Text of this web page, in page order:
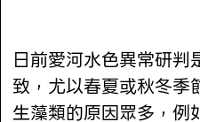
日前愛河水色異常研
致，尤以春夏或秋冬季
生藻類的原因眾多，例